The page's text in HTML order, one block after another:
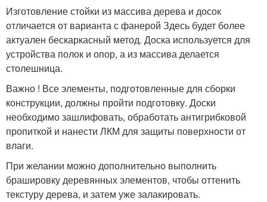
Изготовление стойки из массива дерева и досок
отличается от варианта с фанерой Здесь будет более
актуален бескаркасный метод. Доска используется для
устройства полок и опор, а из массива делается
столешница.
Важно ! Все элементы, подготовленные для сборки
конструкции, должны пройти подготовку. Доски
необходимо зашлифовать, обработать антигрибковой
пропиткой и нанести ЛКМ для защиты поверхности от
влаги.
При желании можно дополнительно выполнить
брашировку деревянных элементов, чтобы оттенить
текстуру дерева, и затем уже залакировать.